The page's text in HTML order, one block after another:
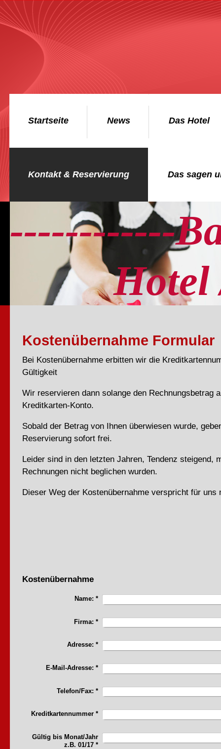
Startseite News Das Hotel
Kontakt & Reservierung Das sagen
------------
Hotel /
Kostenübernahme Formular
Bei Kostenübernahme erbitten wir die
Gültigkeit
Wir reservieren dann solange den Rechnungsbetrag
Kreditkarten-Konto.
Sobald der Betrag von Ihnen überwiesen wurde,
Reservierung sofort frei.
Leider sind in den letzten Jahren, Tendenz steigend,
Rechnungen nicht beglichen wurden.
Dieser Weg der Kostenübernahme verspricht für uns
Kostenübernahme
Name: *
Firma: *
Adresse: *
E-Mail-Adresse: *
Telefon/Fax: *
Kreditkartennummer*
Gültig bis Monat/Jahr
z.B. 01/17*